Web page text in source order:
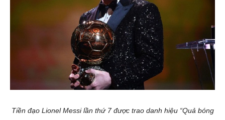
Tiền đạo Lionel Messi lần thứ 7 được trao danh hiệu “Quả bóng